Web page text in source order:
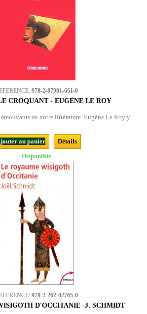
978-2-87901-661-0
CROQUANT - EUGÈNE LE ROY
de notre littérature. Eugène Le Roy y...
au panier
Détails
Disponible
978-2-262-02765-0
D'OCCITANIE -J. SCHMIDT